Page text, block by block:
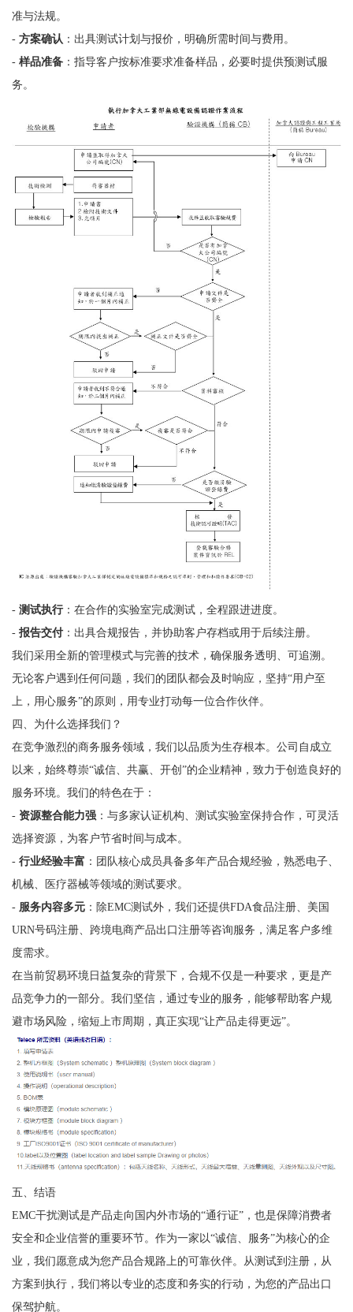
准与法规。
- 方案确认 ：出具测试计划与报价，明确所需时间与费用。
- 样品准备：指导客户按标准要求准备样品，必要时提供预测试服
务。
- 测试执行：在合作的实验室完成测试，全程跟进进度。
- 报告交付：出具合规报告，并协助客户存档或用于后续注册。
我们采用全新的管理模式与完善的技术，确保服务透明、可追溯。
无论客户遇到任何问题，我们的团队都会及时响应，坚持“用户至
上，用心服务”的原则，用专业打动每一位合作伙伴。
四、为什么选择我们？
在竞争激烈的商务服务领域，我们以品质为生存根本。公司自成立
以来，始终尊崇“诚信、共赢、开创”的企业精神，致力于创造良好的
服务环境。我们的特色在于：
- 资源整合能力强：与多家认证机构、测试实验室保持合作，可灵活
选择资源，为客户节省时间与成本。
- 行业经验丰富 ：团队核心成员具备多年产品合规经验，熟悉电子、
机械、医疗器械等领域的测试要求。
- 服务内容多元：除EMC测试外，我们还提供FDA食品注册、美国
URN号码注册、跨境电商产品出口注册等咨询服务，满足客户多维
度需求。
在当前贸易环境日益复杂的背景下，合规不仅是一种要求，更是产
品竞争力的一部分。我们坚信，通过专业的服务，能够帮助客户规
避市场风险，缩短上市周期，真正实现“让产品走得更远”。
五、结语
EMC干扰测试是产品走向国内外市场的“通行证”，也是保障消费者
安全和企业信誉的重要环节。作为一家以“诚信、服务”为核心的企
业，我们愿意成为您产品合规路上的可靠伙伴。从测试到注册，从
方案到执行，我们将以专业的态度和务实的行动，为您的产品出口
保驾护航。